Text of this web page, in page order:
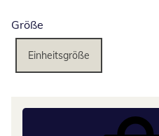
Größe
Einheitsgröße